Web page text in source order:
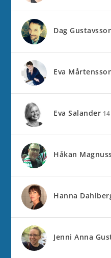
Dag
Eva
Eva Salander
Håkan
Hanna
Jenni Anna